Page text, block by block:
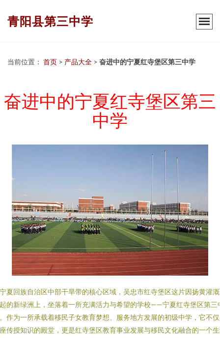
青阳县第三中学
当前位置： 首页 > 产品大全 > 奋进中的宁夏红寺堡区第三中学
奋进中的宁夏红寺堡区第三
中学
夏回族自治区中部干旱带的核心区域，吴忠市红寺堡区这片因扬黄灌
的新绿洲上，坐落着一所充满活力与希望的学校——宁夏红寺堡区第三
作为一所承载着移民子女教育梦想、服务地方发展的初级中学，它不
传授知识的殿堂，更是红寺堡区教育事业发展与移民文化融合的一个